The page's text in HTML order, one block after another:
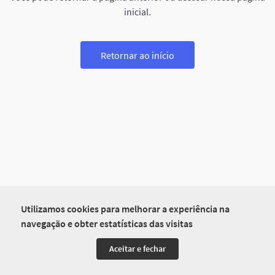
Utilizamos cookies para melhorar a experiência na
navegação e obter estatísticas das visitas
Aceitar e fechar
inicial.
Retornar ao início